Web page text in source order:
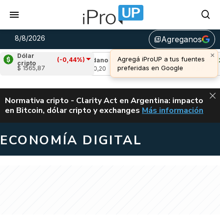
8/8/2026 library_addAgreganos
×
Agregá iProUP a tus fuentes
preferidas en Google
Dólar
cripto
(-0,44%)
$ 1565,87
Cardano
(-1,47%)
Avalanche
u$s 6,52
ALERTA
Normativa cripto - Clarity Act en Argentina: impacto
en Bitcoin, dólar cripto y exchanges CLARITY ACT EN
Más información
ECONOMÍA DIGITAL